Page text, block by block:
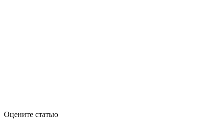
Оцените статью